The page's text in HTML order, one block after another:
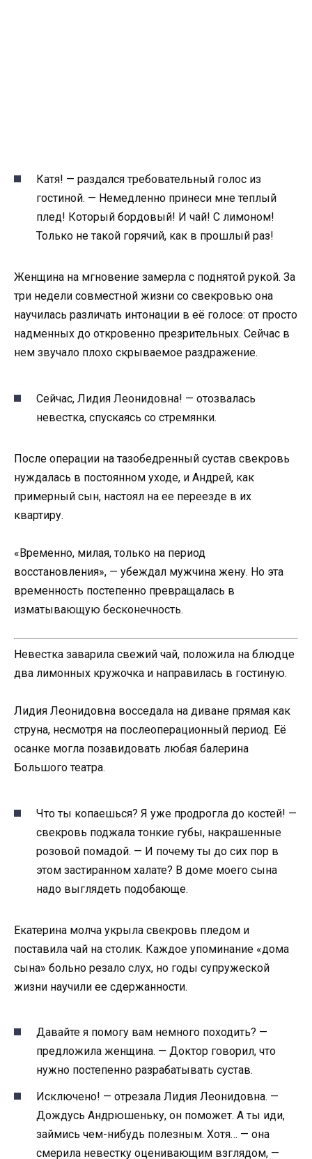
Катя! — раздался требовательный голос из
гостиной. — Немедленно принеси мне теплый
плед! Который бордовый! И чай! С лимоном!
Только не такой горячий, как в прошлый раз!
Женщина на мгновение замерла с поднятой рукой. За
три недели совместной жизни со свекровью она
научилась различать интонации в её голосе: от просто
надменных до откровенно презрительных. Сейчас в
нем звучало плохо скрываемое раздражение.
Сейчас, Лидия Леонидовна! — отозвалась
невестка, спускаясь со стремянки.
После операции на тазобедренный сустав свекровь
нуждалась в постоянном уходе, и Андрей, как
примерный сын, настоял на ее переезде в их
квартиру.
«Временно, милая, только на период
восстановления», — убеждал мужчина жену. Но эта
временность постепенно превращалась в
изматывающую бесконечность.
Невестка заварила свежий чай, положила на блюдце
два лимонных кружочка и направилась в гостиную.
Лидия Леонидовна восседала на диване прямая как
струна, несмотря на послеоперационный период. Её
осанке могла позавидовать любая балерина
Большого театра.
Что ты копаешься? Я уже продрогла до костей! —
свекровь поджала тонкие губы, накрашенные
розовой помадой. — И почему ты до сих пор в
этом застиранном халате? В доме моего сына
надо выглядеть подобающе.
Екатерина молча укрыла свекровь пледом и
поставила чай на столик. Каждое упоминание «дома
сына» больно резало слух, но годы супружеской
жизни научили ее сдержанности.
Давайте я помогу вам немного походить? —
предложила женщина. — Доктор говорил, что
нужно постепенно разрабатывать сустав.
Исключено! — отрезала Лидия Леонидовна. —
Дождусь Андрюшеньку, он поможет. А ты иди,
займись чем-нибудь полезным. Хотя… — она
смерила невестку оценивающим взглядом, —